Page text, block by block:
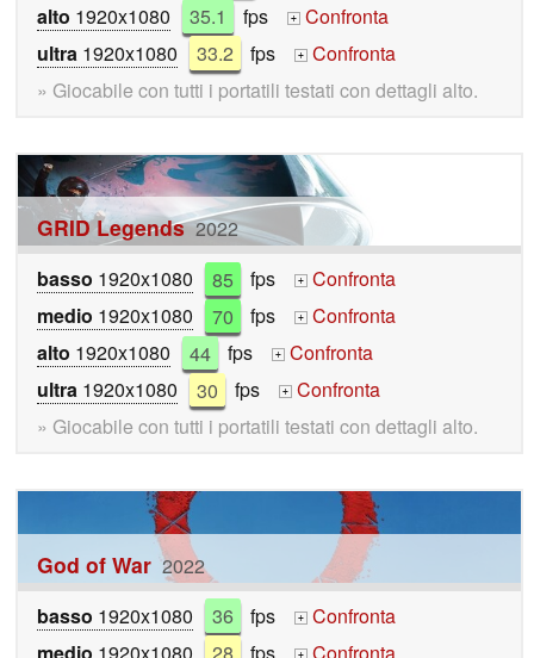
alto 1920x1080 35.1 fps +
Confronta
ultra 1920x1080 33.2 fps +
Confronta
» Giocabile con tutti i portatili testati con dettagli alto.
GRID Legends 2022
basso 1920x1080 85 fps +
Confronta
medio 1920x1080 70 fps +
Confronta
alto 1920x1080 44 fps +
Confronta
ultra 1920x1080 30 fps +
Confronta
» Giocabile con tutti i portatili testati con dettagli alto.
God of War 2022
basso 1920x1080 36 fps +
Confronta
+